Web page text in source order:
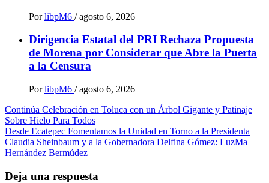
Por libpM6 / agosto 6, 2026
Dirigencia Estatal del PRI Rechaza Propuesta
de Morena por Considerar que Abre la Puerta
a la Censura
Por libpM6 / agosto 6, 2026
Navegación
de
entradas
Continúa Celebración en Toluca con un Árbol Gigante y Patinaje
Sobre Hielo Para Todos
Desde Ecatepec Fomentamos la Unidad en Torno a la Presidenta
Claudia Sheinbaum y a la Gobernadora Delfina Gómez: LuzMa
Hernández Bermúdez
Deja una respuesta